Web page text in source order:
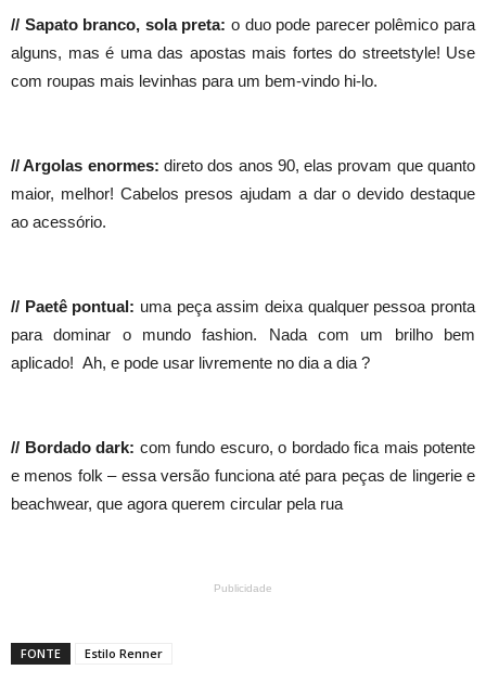
// Sapato branco, sola preta: o duo pode parecer polêmico para
alguns, mas é uma das apostas mais fortes do streetstyle! Use
com roupas mais levinhas para um bem-vindo hi-lo.
// Argolas enormes: direto dos anos 90, elas provam que quanto
maior, melhor! Cabelos presos ajudam a dar o devido destaque
ao acessório.
// Paetê pontual: uma peça assim deixa qualquer pessoa pronta
para dominar o mundo fashion. Nada com um brilho bem
aplicado! Ah, e pode usar livremente no dia a dia ?
// Bordado dark: com fundo escuro, o bordado fica mais potente
e menos folk – essa versão funciona até para peças de lingerie e
beachwear, que agora querem circular pela rua
Publicidade
FONTE Estilo Renner